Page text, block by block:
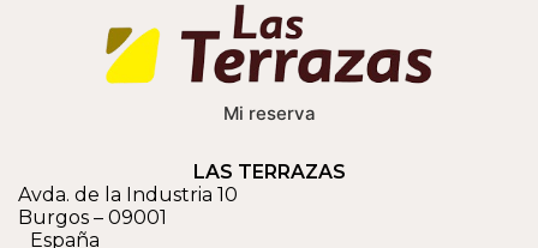
Mi reserva
LAS TERRAZAS
Avda. de la Industria 10
Burgos – 09001
España